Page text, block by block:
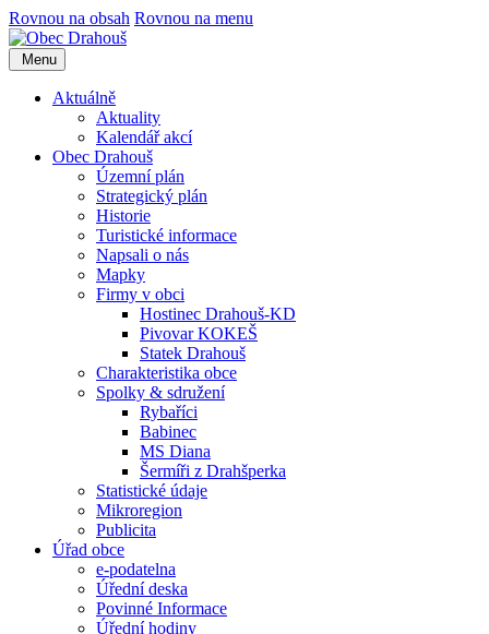
Rovnou na obsah Rovnou na menu
Menu
Aktuálně
Aktuality
Kalendář akcí
Obec Drahouš
Územní plán
Strategický plán
Historie
Turistické informace
Napsali o nás
Mapky
Firmy v obci
Hostinec Drahouš-KD
Pivovar KOKEŠ
Statek Drahouš
Charakteristika obce
Spolky & sdružení
Rybaříci
Babinec
MS Diana
Šermíři z Drahšperka
Statistické údaje
Mikroregion
Publicita
Úřad obce
e-podatelna
Úřední deska
Povinné Informace
Úřední hodiny